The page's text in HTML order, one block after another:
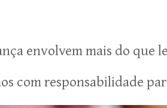
envolvem mais do que
com responsabilidade